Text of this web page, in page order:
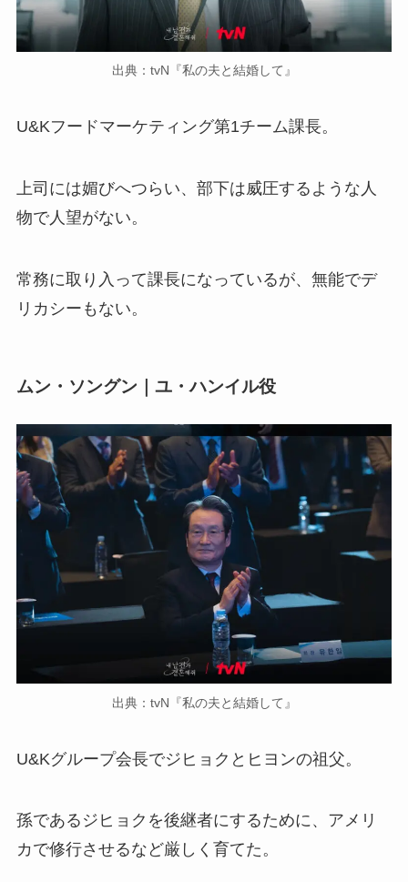
出典：tvN『私の夫と結婚して』
U&Kフードマーケティング第1チーム課長。
上司には媚びへつらい、部下は威圧するような人
物で人望がない。
常務に取り入って課長になっているが、無能でデ
リカシーもない。
ムン・ソングン｜ユ・ハンイル役
出典：tvN『私の夫と結婚して』
U&Kグループ会長でジヒョクとヒヨンの祖父。
孫であるジヒョクを後継者にするために、アメリ
カで修行させるなど厳しく育てた。